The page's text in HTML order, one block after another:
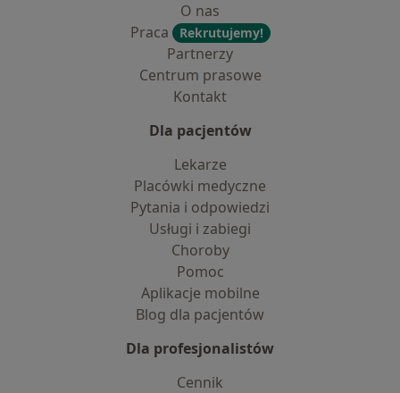
O nas
Praca
Rekrutujemy!
Partnerzy
Centrum prasowe
Kontakt
Dla pacjentów
Lekarze
Placówki medyczne
Pytania i odpowiedzi
Usługi i zabiegi
Choroby
Pomoc
Aplikacje mobilne
Blog dla pacjentów
Dla profesjonalistów
Cennik